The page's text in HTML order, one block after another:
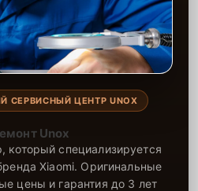
СЕРВИСНЫЙ ЦЕНТР UNOX
Unox
специализируется
Xiaomi. Оригинальные
цены и гарантия до 3 лет